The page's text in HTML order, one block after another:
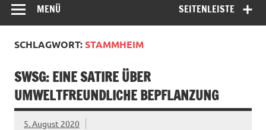
SEITENLEISTE
MENÜ
SCHLAGWORT:STAMMHEIM
SWSG: EINE SATIRE ÜBER
UMWELTFREUNDLICHE BEPFLANZUNG
5. August 2020